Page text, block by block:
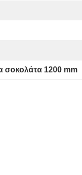
σοκολάτα 1200 mm